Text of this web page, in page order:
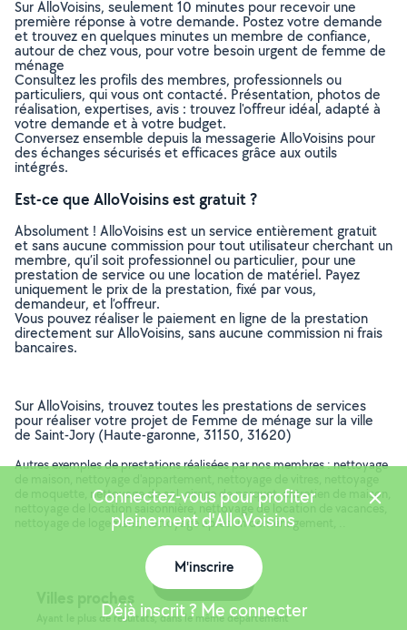
Sur AlloVoisins, seulement 10 minutes pour recevoir une
première réponse à votre demande. Postez votre demande
et trouvez en quelques minutes un membre de confiance,
autour de chez vous, pour votre besoin urgent de femme de
ménage
Consultez les profils des membres, professionnels ou
particuliers, qui vous ont contacté. Présentation, photos de
réalisation, expertises, avis : trouvez l'offreur idéal, adapté à
votre demande et à votre budget.
Conversez ensemble depuis la messagerie AlloVoisins pour
des échanges sécurisés et efficaces grâce aux outils
intégrés.
Est-ce que AlloVoisins est gratuit ?
Absolument ! AlloVoisins est un service entièrement gratuit
et sans aucune commission pour tout utilisateur cherchant un
membre, qu’il soit professionnel ou particulier, pour une
prestation de service ou une location de matériel. Payez
uniquement le prix de la prestation, fixé par vous,
demandeur, et l’offreur.
Vous pouvez réaliser le paiement en ligne de la prestation
directement sur AlloVoisins, sans aucune commission ni frais
bancaires.
Sur AlloVoisins, trouvez toutes les prestations de services
pour réaliser votre projet de Femme de ménage sur la ville
de Saint-Jory (Haute-garonne, 31150, 31620)
Autres exemples de prestations réalisées par nos membres : nettoyage
de moquette, nettoyage de sol, cirage de parquet, entretien de maison,
nettoyage de location saisonnière, nettoyage de location de vacances,
nettoyage de logement, nettoyage après un déménagement, ..
Villes proches
Ayant le plus de résultats, dans le même département
Connectez-vous pour profiter
pleinement d'AlloVoisins
M'inscrire
Déjà inscrit ? Me connecter